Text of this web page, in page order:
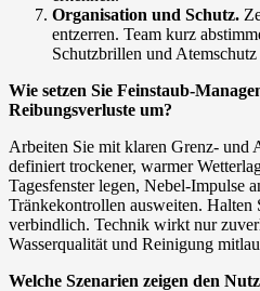
Organisation und Schutz.
entzerren. Team kurz
Schutzbrillen und
Wie setzen Sie Feinstaub-
Reibungsverluste um?
Arbeiten Sie mit klaren Grenz- und
definiert trockener, warmer
Tagesfenster legen, Nebel-Impulse
Tränkekontrollen ausweiten. Halten
verbindlich. Technik wirkt nur
Wasserqualität und Reinigung
Welche Szenarien zeigen den